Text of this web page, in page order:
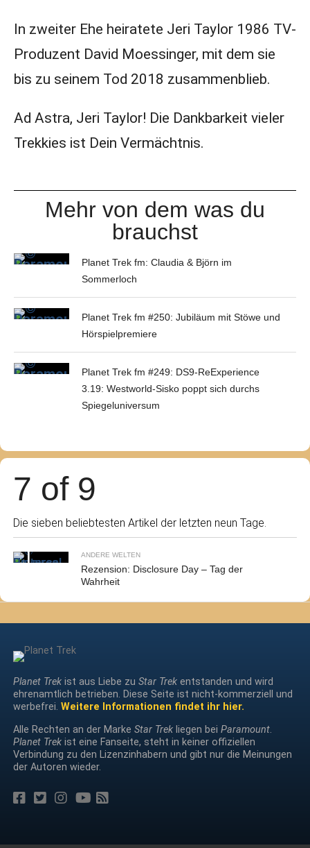
In zweiter Ehe heiratete Jeri Taylor 1986 TV-
Produzent David Moessinger, mit dem sie
bis zu seinem Tod 2018 zusammenblieb.
Ad Astra, Jeri Taylor! Die Dankbarkeit vieler
Trekkies ist Dein Vermächtnis.
Mehr von dem was du
brauchst
Planet Trek fm: Claudia & Björn im
Sommerloch
Planet Trek fm #250: Jubiläum mit Stöwe und
Hörspielpremiere
Planet Trek fm #249: DS9-ReExperience
3.19: Westworld-Sisko poppt sich durchs
Spiegeluniversum
7 of 9
Die sieben beliebtesten Artikel der letzten neun Tage.
ANDERE WELTEN
Rezension: Disclosure Day – Tag der
Wahrheit
Planet Trekist aus Liebe zu Star Trekentstanden und wird
ehrenamtlich betrieben. Diese Seite ist nicht-kommerziell und
werbefrei. Weitere Informationen findet ihr hier.
Alle Rechten an der Marke Star Trekliegen bei Paramount.
Planet Trekist eine Fanseite, steht in keiner offiziellen
Verbindung zu den Lizenzinhabern und gibt nur die Meinungen
der Autoren wieder.